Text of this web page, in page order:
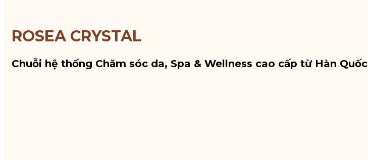
ROSEA CRYSTAL
Chuỗi hệ thống Chăm sóc da, Spa & Wellness cao cấp từ Hàn Quốc